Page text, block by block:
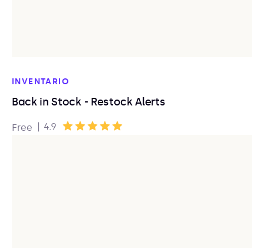
INVENTARIO
Back in Stock - Restock Alerts
Free | 4.9